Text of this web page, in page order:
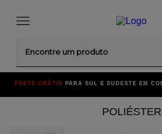
FRETE GRÁTIS PARA SUL E SUDESTE EM
POLIÉSTER